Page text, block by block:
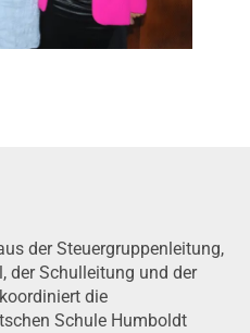
der Steuergruppenleitung,
der Schulleitung und der
die
Schule Humboldt